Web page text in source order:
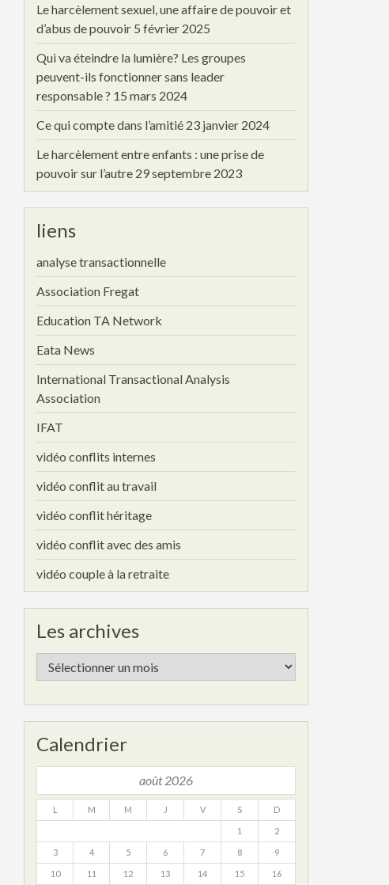
Le harcèlement sexuel, une affaire de pouvoir et
d’abus de pouvoir 5 février 2025
Qui va éteindre la lumière? Les groupes
peuvent-ils fonctionner sans leader
responsable ? 15 mars 2024
Ce qui compte dans l’amitié 23 janvier 2024
Le harcèlement entre enfants : une prise de
pouvoir sur l’autre 29 septembre 2023
liens
analyse transactionnelle
Association Fregat
Education TA Network
Eata News
International Transactional Analysis
Association
IFAT
vidéo conflits internes
vidéo conflit au travail
vidéo conflit héritage
vidéo conflit avec des amis
vidéo couple à la retraite
Les archives
Les
archives
Calendrier
août 2026
L M M J V S D
1 2
3 4 5 6 7 8 9
10 11 12 13 14 15 16